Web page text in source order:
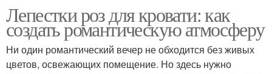
Лепестки роз для кровати: как
создать романтическую атмосферу
Ни один романтический вечер не обходится без живых
цветов, освежающих помещение. Но здесь нужно